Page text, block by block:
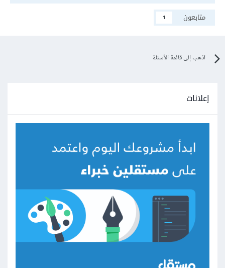
التي تقوم بإلغاء الحذف بل فقط كنت تقوم بتغير القيمة فكان يجب
عليك الضغط على cancel ثم delete post للإيقاف .
بإلغاء setTimeout
متابعون
1
اذهب إلى قائمة الأسئلة
إعلانات